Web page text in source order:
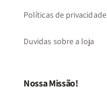
Políticas de privacidade
Duvidas sobre a loja
Nossa Missão!